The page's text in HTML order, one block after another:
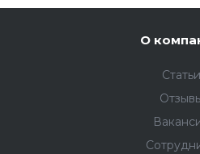
О
Статьи